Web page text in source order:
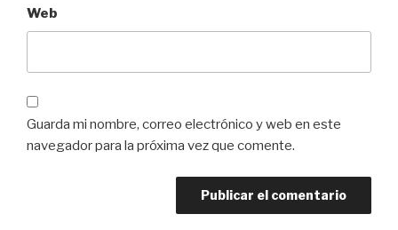
Web
Guarda mi nombre, correo electrónico y web en este
navegador para la próxima vez que comente.